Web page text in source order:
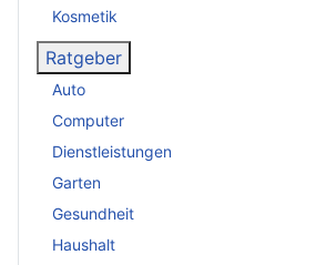
Kosmetik
Ratgeber
Auto
Computer
Dienstleistungen
Garten
Gesundheit
Haushalt